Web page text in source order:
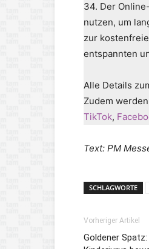
34. Der
nutzen, um
zur
entspannten
Alle Details
Zudem
TikTok,
Text: PM
SCHLAGWORTE
Vorheriger Artikel
Goldener